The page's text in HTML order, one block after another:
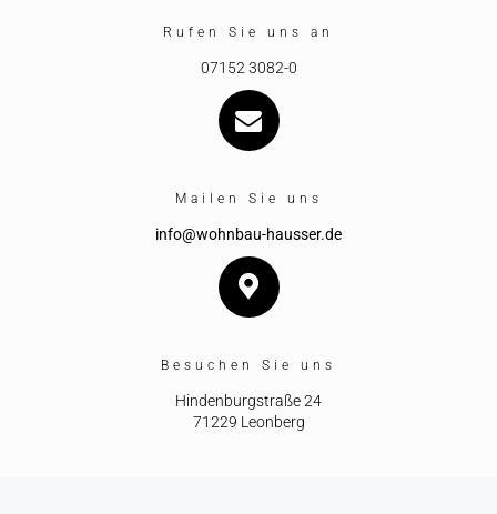
Rufen Sie uns an
07152 3082-0
Mailen Sie uns
info@wohnbau-hausser.de
Besuchen Sie uns
Hindenburgstraße 24
71229 Leonberg